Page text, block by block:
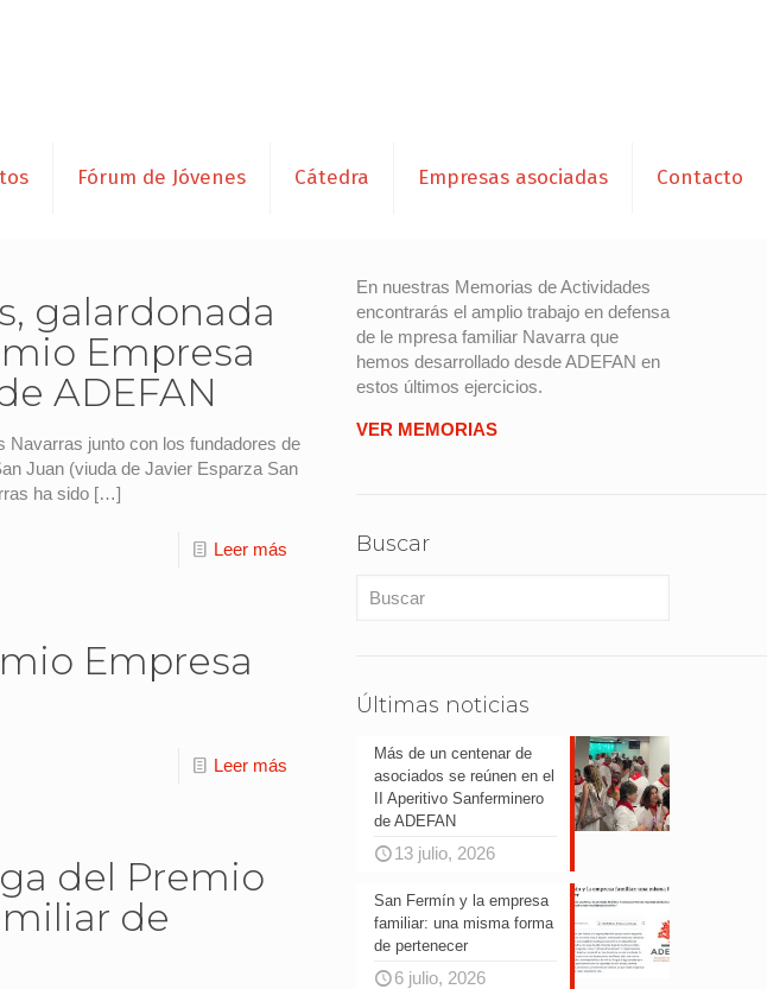
Fórum de Jóvenes Cátedra Empresas asociadas Contacto
galardonada
Empresa
ADEFAN
Navarras junto con los fundadores de
Juan (viuda de Javier Esparza San
ha sido […]
Leer más
Empresa
Leer más
del Premio
de
En nuestras Memorias de Actividades
encontrarás el amplio trabajo en defensa
de le mpresa familiar Navarra que
hemos desarrollado desde ADEFAN en
estos últimos ejercicios.
VER MEMORIAS
Buscar
Últimas noticias
Más de un centenar de
asociados se reúnen en el
II Aperitivo Sanferminero
de ADEFAN
13 julio, 2026
San Fermín y la empresa
familiar: una misma forma
de pertenecer
6 julio, 2026